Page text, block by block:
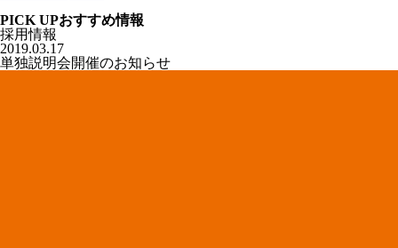
PICK UPおすすめ情報
採用情報
2019.03.17
単独説明会開催のお知らせ